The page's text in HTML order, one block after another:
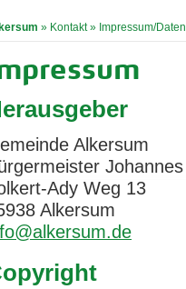
» Kontakt» Impressum/
Alkersum
Ady Weg 13
Alkersum